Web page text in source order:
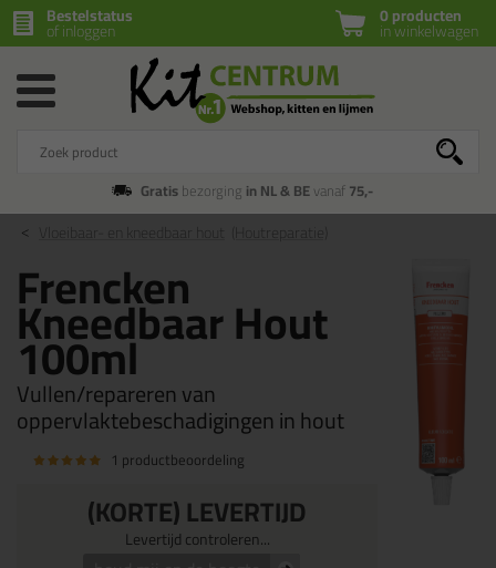
0 producten
in winkelwagen
Bestelstatus
of inloggen
Gratisbezorging in NL & BEvanaf75,-
Frencken
Kneedbaar Hout
100ml
Vullen/repareren van
oppervlaktebeschadigingen in hout
1 productbeoordeling
(KORTE) LEVERTIJD
Levertijd controleren...